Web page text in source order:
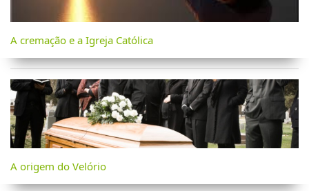
A cremação e a Igreja Católica
A origem do Velório